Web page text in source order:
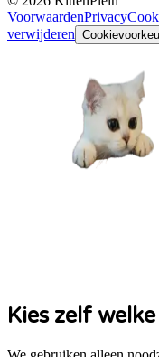
VoorwaardenPrivacy
verwijderen
Kies zelf